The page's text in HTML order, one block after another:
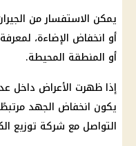
يمكن الاستفسار من
أو انخفاض الإضاءة،
أو المنطقة المحيطة.
إذا ظهرت الأعراض داخل
يكون انخفاض الجهد
التواصل مع شركة توزيع